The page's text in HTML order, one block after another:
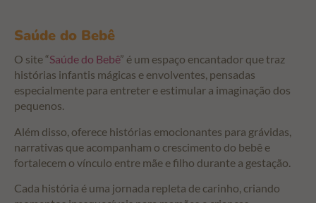
Saúde do Bebê
O site “Saúde do Bebê” é um espaço encantador que traz
histórias infantis mágicas e envolventes, pensadas
especialmente para entreter e estimular a imaginação dos
pequenos.
Além disso, oferece histórias emocionantes para grávidas,
narrativas que acompanham o crescimento do bebê e
fortalecem o vínculo entre mãe e filho durante a gestação.
Cada história é uma jornada repleta de carinho, criando